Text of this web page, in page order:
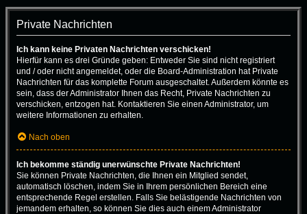
Private Nachrichten
Ich kann keine Privaten Nachrichten verschicken!
Hierfür kann es drei Gründe geben: Entweder Sie sind nicht registriert
und / oder nicht angemeldet, oder die Board-Administration hat Private
Nachrichten für das komplette Forum ausgeschaltet. Außerdem könnte es
sein, dass der Administrator Ihnen das Recht, Private Nachrichten zu
verschicken, entzogen hat. Kontaktieren Sie einen Administrator, um
weitere Informationen zu erhalten.
Nach oben
Ich bekomme ständig unerwünschte Private Nachrichten!
Sie können Private Nachrichten, die Ihnen ein Mitglied sendet,
automatisch löschen, indem Sie in Ihrem persönlichen Bereich eine
entsprechende Regel erstellen. Falls Sie belästigende Nachrichten von
jemandem erhalten, so können Sie dies auch einem Administrator